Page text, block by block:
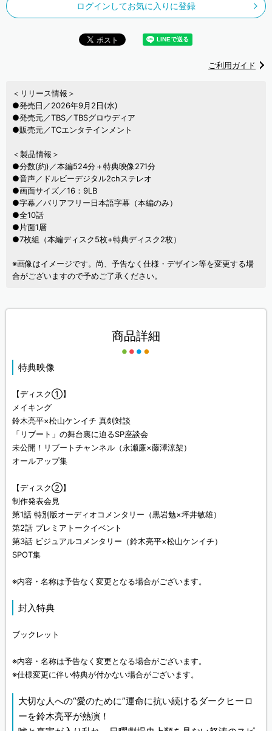
ログインしてお気に入りに登録
ご利用ガイド
＜リリース情報＞
●発売日／2026年9月2日(水)
●発売元／TBS／TBSグロウディア
●販売元／TCエンタテインメント
＜製品情報＞
●分数(約)／本編524分＋特典映像271分
●音声／ドルビーデジタル2chステレオ
●画面サイズ／16：9LB
●字幕／バリアフリー日本語字幕（本編のみ）
●全10話
●片面1層
●7枚組（本編ディスク5枚+特典ディスク2枚）
※画像はイメージです。尚、予告なく仕様・デザイン等を変更する場
合がございますので予めご了承ください。
商品詳細
特典映像
【ディスク①】
メイキング
鈴木亮平×松山ケンイチ 真剣対談
「リブート」の舞台裏に迫るSP座談会
未公開！リブートチャンネル（永瀬廉×藤澤涼架）
オールアップ集
【ディスク②】
制作発表会見
第1話 特別版オーディオコメンタリー（黒岩勉×坪井敏雄）
第2話 プレミアトークイベント
第3話 ビジュアルコメンタリー（鈴木亮平×松山ケンイチ）
SPOT集
※内容・名称は予告なく変更となる場合がございます。
封入特典
ブックレット
※内容・名称は予告なく変更となる場合がございます。
※仕様変更に伴い特典が付かない場合がございます。
大切な人への“愛のために”運命に抗い続けるダークヒーロ
ーを鈴木亮平が熱演！